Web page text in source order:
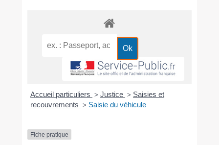
Accueil particuliers > Justice > Saisies et
recouvrements > Saisie du véhicule
Fiche pratique